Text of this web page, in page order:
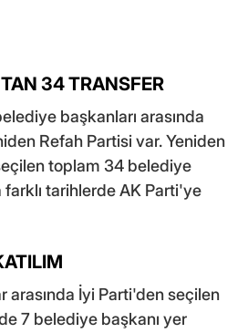
34 TRANSFER
başkanları arasında
Refah Partisi var. Yeniden
toplam 34 belediye
farklı tarihlerde AK Parti'ye
arasında İyi Parti'den seçilen
7 belediye başkanı yer